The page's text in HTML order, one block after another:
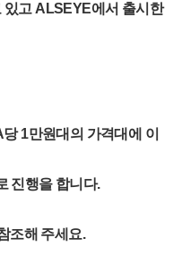
있고 ALSEYE에서 출시한
1만원대의 가격대에 이
진행을 합니다.
조해 주세요.